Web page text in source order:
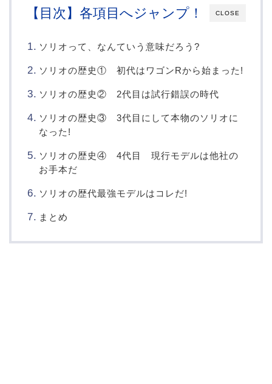
CLOSE
【目次】各項目へジャンプ！
ソリオって、なんていう意味だろう?
ソリオの歴史① 初代はワゴンRから始まった!
ソリオの歴史② 2代目は試行錯誤の時代
ソリオの歴史③ 3代目にして本物のソリオに
なった!
ソリオの歴史④ 4代目 現行モデルは他社の
お手本だ
ソリオの歴代最強モデルはコレだ!
まとめ